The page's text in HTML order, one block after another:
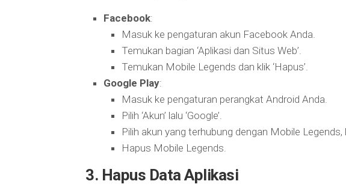
Facebook:
Masuk ke pengaturan akun Facebook Anda.
Temukan bagian ‘Aplikasi dan Situs Web’.
Temukan Mobile Legends dan klik ‘Hapus’.
Google Play:
Masuk ke pengaturan perangkat Android Anda.
Pilih ‘Akun’ lalu ‘Google’.
Pilih akun yang terhubung dengan Mobile Legends,
Hapus Mobile Legends.
3. Hapus Data Aplikasi